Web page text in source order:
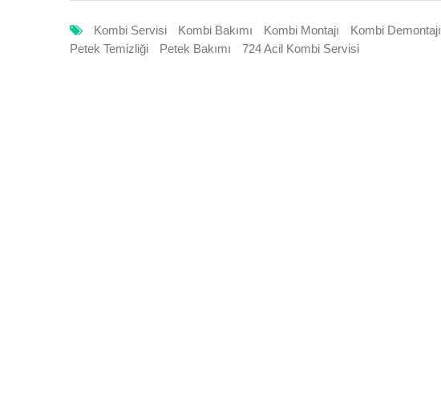
Kombi Servisi Kombi Bakımı Kombi Montajı Kombi Demontajı
Petek Temizliği
Petek Bakımı 724 Acil Kombi Servisi